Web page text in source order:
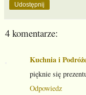
Udostępnij
4 komentarze:
Kuchnia i
pięknie się
Odpowiedz